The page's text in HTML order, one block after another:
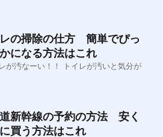
レの掃除の仕方 簡単でぴっ
になる方法はこれ
が汚なーい！！ トイレが汚いと気分が
新幹線の予約の方法 安く
買う方法はこれ